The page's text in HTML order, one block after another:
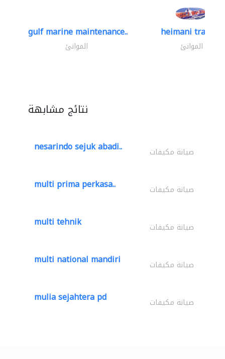
gulf marine maintenance..
الموانئ
heimani trading
الموانئ
نتائج مشابهة
nesarindo sejuk abadi.. صيانة مكيفات
multi prima perkasa.. صيانة مكيفات
multi tehnik صيانة مكيفات
multi national mandiri صيانة مكيفات
mulia sejahtera pd صيانة مكيفات